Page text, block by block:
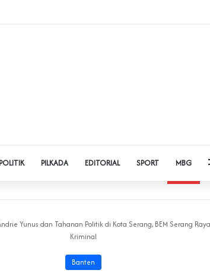
Banten Gandeng SPSI Perkuat Literasi Digital
PILKADA EDITORIAL SPORT MBG
Yunus dan Tahanan Politik di Kota Serang, BEM Serang
Kriminal
Banten